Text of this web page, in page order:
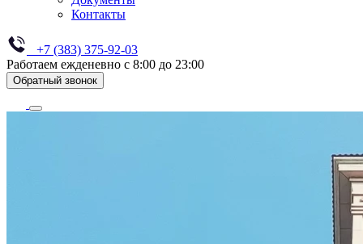
Контакты
+7 (383) 375-92-03
Работаем ежденевно с 8:00 до 23:00
Обратный звонок